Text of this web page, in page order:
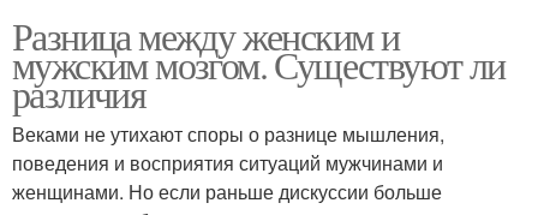
Разница между женским и
мужским мозгом. Существуют ли
различия
Веками не утихают споры о разнице мышления,
поведения и восприятия ситуаций мужчинами и
женщинами. Но если раньше дискуссии больше